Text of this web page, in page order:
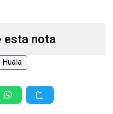
esta nota